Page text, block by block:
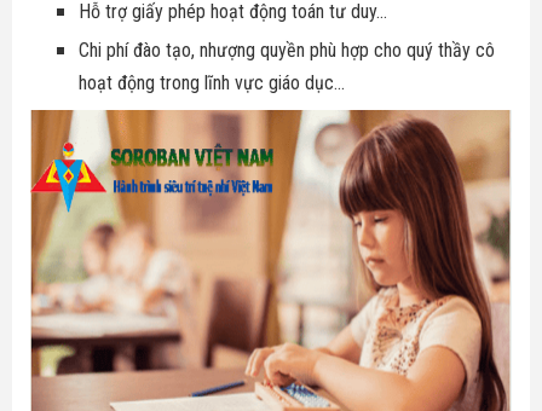
Hỗ trợ giấy phép hoạt động toán tư duy...
Chi phí đào tạo, nhượng quyền phù hợp cho quý thầy cô
hoạt động trong lĩnh vực giáo dục...